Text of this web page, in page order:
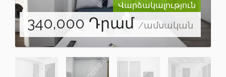
Վարձակալություն
340,000 Դրամ /ամսական